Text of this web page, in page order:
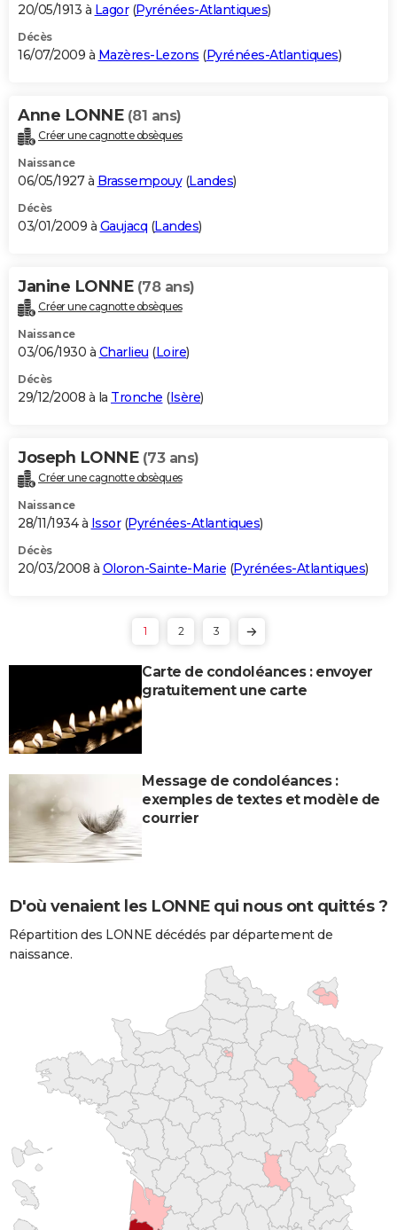
20/05/1913 à Lagor(Pyrénées-Atlantiques)
Décès
16/07/2009 à Mazères-Lezons (Pyrénées-Atlantiques)
Anne LONNE (81 ans)
Créer une cagnotte obsèques
Naissance
06/05/1927 à Brassempouy(Landes)
Décès
03/01/2009 à Gaujacq (Landes)
Janine LONNE (78 ans)
Créer une cagnotte obsèques
Naissance
03/06/1930 à Charlieu (Loire)
Décès
29/12/2008 à la Tronche (Isère)
Joseph LONNE (73 ans)
Créer une cagnotte obsèques
Naissance
28/11/1934 à Issor(Pyrénées-Atlantiques)
Décès
20/03/2008 à Oloron-Sainte-Marie (Pyrénées-Atlantiques)
1 2 3
Carte de condoléances : envoyer
gratuitement une carte
Message de condoléances :
exemples de textes et modèle de
courrier
D'où venaient les LONNE qui nous ont quittés ?
Répartition des LONNE décédés par département de
naissance.